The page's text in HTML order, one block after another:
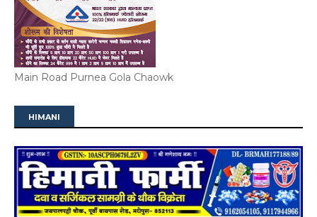
Main Road Purnea Gola Chaowk
HIMANI